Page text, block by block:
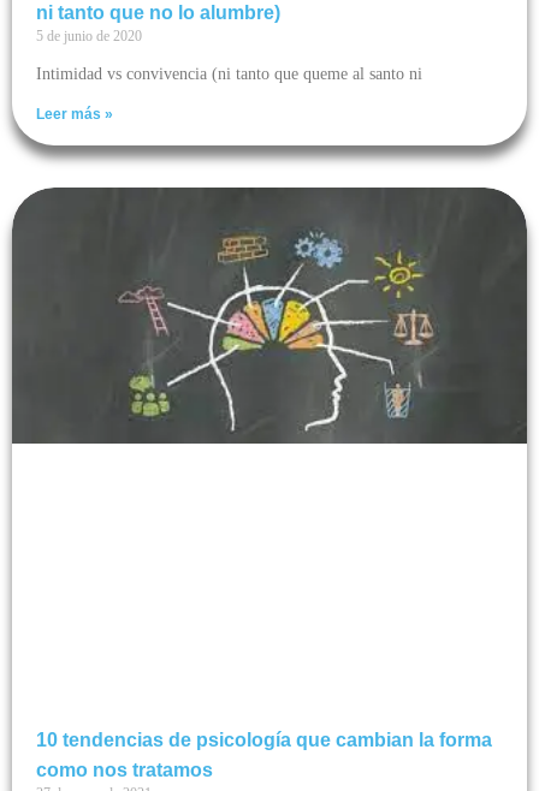
ni tanto que no lo alumbre)
5 de junio de 2020
Intimidad vs convivencia (ni tanto que queme al santo ni
Leer más »
10 tendencias de psicología que cambian la forma
como nos tratamos